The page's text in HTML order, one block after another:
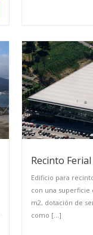
Recinto
Edificio para
con una superficie
m2, dotación de
como [...]